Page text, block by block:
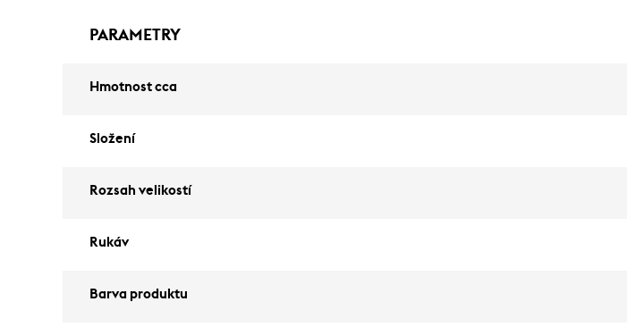
PARAMETRY
Hmotnost cca
Složení
Rozsah velikostí
Rukáv
Barva produktu